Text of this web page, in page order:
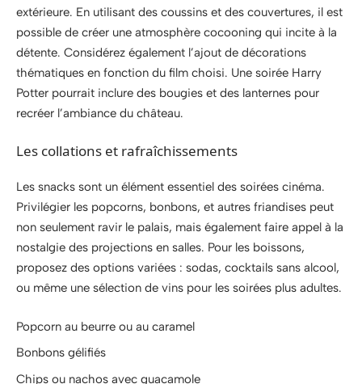
extérieure. En utilisant des coussins et des couvertures, il est
possible de créer une atmosphère cocooning qui incite à la
détente. Considérez également l’ajout de décorations
thématiques en fonction du film choisi. Une soirée Harry
Potter pourrait inclure des bougies et des lanternes pour
recréer l’ambiance du château.
Les collations et rafraîchissements
Les snacks sont un élément essentiel des soirées cinéma.
Privilégier les popcorns, bonbons, et autres friandises peut
non seulement ravir le palais, mais également faire appel à la
nostalgie des projections en salles. Pour les boissons,
proposez des options variées : sodas, cocktails sans alcool,
ou même une sélection de vins pour les soirées plus adultes.
Popcorn au beurre ou au caramel
Bonbons gélifiés
Chips ou nachos avec guacamole